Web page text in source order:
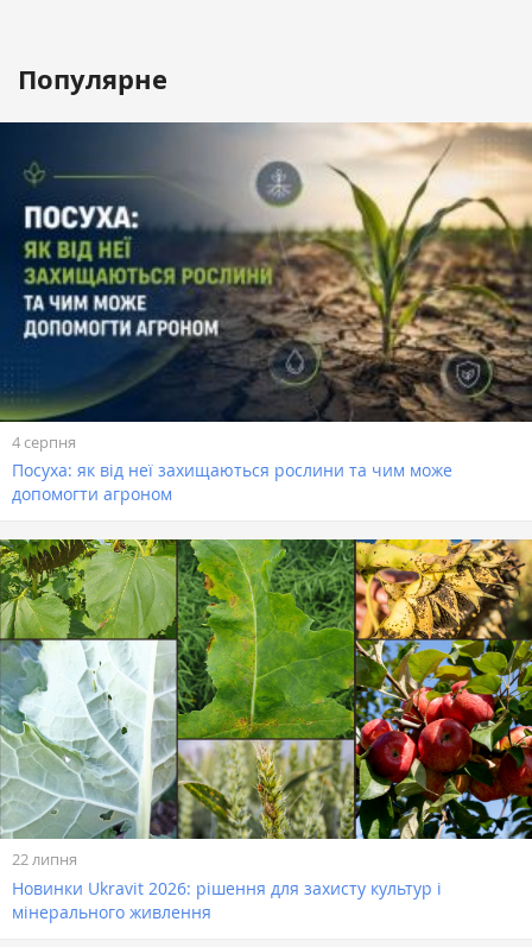
Популярне
4 серпня
Посуха: як від неї захищаються рослини та чим може
допомогти агроном
22 липня
Новинки Ukravit 2026: рішення для захисту культур і
мінерального живлення